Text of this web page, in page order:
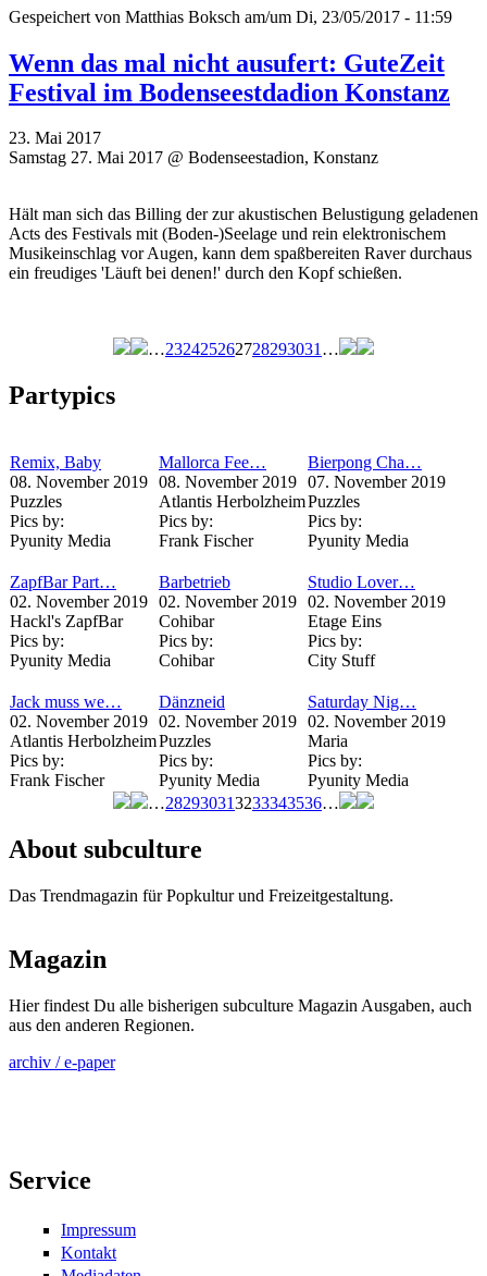
Gespeichert von Matthias Boksch am/um Di, 23/05/2017 - 11:59
Wenn das mal nicht ausufert: GuteZeit
Festival im Bodenseestdadion Konstanz
23. Mai 2017
Samstag 27. Mai 2017 @ Bodenseestadion, Konstanz
Hält man sich das Billing der zur akustischen Belustigung geladenen
Acts des Festivals mit (Boden-)Seelage und rein elektronischem
Musikeinschlag vor Augen, kann dem spaßbereiten Raver durchaus
ein freudiges 'Läuft bei denen!' durch den Kopf schießen.
…232425262728293031…
Partypics
Remix, Baby
08. November 2019
Puzzles
Pics by:
Pyunity Media
Mallorca Fee…
08. November 2019
Atlantis Herbolzheim
Pics by:
Frank Fischer
Bierpong Cha…
07. November 2019
Puzzles
Pics by:
Pyunity Media
ZapfBar Part…
02. November 2019
Hackl's ZapfBar
Pics by:
Pyunity Media
Barbetrieb
02. November 2019
Cohibar
Pics by:
Cohibar
Studio Lover…
02. November 2019
Etage Eins
Pics by:
City Stuff
Jack muss we…
02. November 2019
Atlantis Herbolzheim
Pics by:
Frank Fischer
Dänzneid
02. November 2019
Puzzles
Pics by:
Pyunity Media
Saturday Nig…
02. November 2019
Maria
Pics by:
Pyunity Media
…282930313233343536…
About subculture
Das Trendmagazin für Popkultur und Freizeitgestaltung.
Magazin
Hier findest Du alle bisherigen subculture Magazin Ausgaben, auch
aus den anderen Regionen.
archiv / e-paper
Service
Impressum
Kontakt